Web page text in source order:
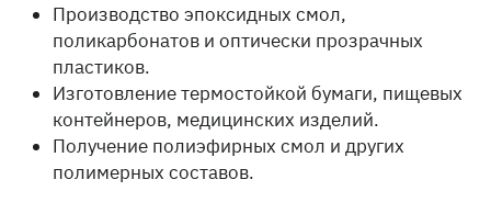
Производство эпоксидных смол,
поликарбонатов и оптически прозрачных
пластиков.
Изготовление термостойкой бумаги, пищевых
контейнеров, медицинских изделий.
Получение полиэфирных смол и других
полимерных составов.